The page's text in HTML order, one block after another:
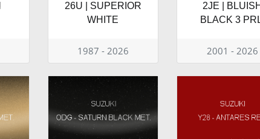
26U | SUPERIOR
WHITE
1987 - 2026
2JE |
BLACK 3
2001 - 2026